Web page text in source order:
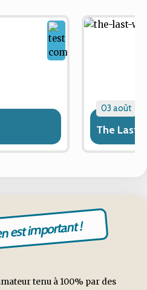
03 août
The Last
est important !
tenu à 100% par des